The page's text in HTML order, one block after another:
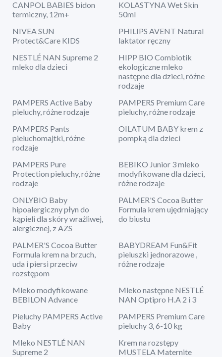
CANPOL BABIES bidon
termiczny, 12m+
KOLASTYNA Wet Skin
50ml
NIVEA SUN
Protect&Care KIDS
PHILIPS AVENT Natural
laktator ręczny
NESTLÉ NAN Supreme 2
mleko dla dzieci
HIPP BIO Combiotik
ekologiczne mleko
następne dla dzieci, różne
rodzaje
PAMPERS Active Baby
pieluchy, różne rodzaje
PAMPERS Premium Care
pieluchy, różne rodzaje
PAMPERS Pants
pieluchomajtki, różne
rodzaje
OILATUM BABY krem z
pompką dla dzieci
PAMPERS Pure
Protection pieluchy, różne
rodzaje
BEBIKO Junior 3 mleko
modyfikowane dla dzieci,
różne rodzaje
ONLYBIO Baby
hipoalergiczny płyn do
kąpieli dla skóry wrażliwej,
alergicznej, z AZS
PALMER'S Cocoa Butter
Formula krem ujędrniający
do biustu
PALMER'S Cocoa Butter
Formula krem na brzuch,
uda i piersi przeciw
rozstępom
BABYDREAM Fun&Fit
pieluszki jednorazowe ,
różne rodzaje
Mleko modyfikowane
BEBILON Advance
Mleko następne NESTLÉ
NAN Optipro H.A 2 i 3
Pieluchy PAMPERS Active
Baby
PAMPERS Premium Care
pieluchy 3, 6-10 kg
Mleko NESTLÉ NAN
Supreme 2
Krem na rozstępy
MUSTELA Maternite